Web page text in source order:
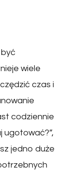
wiele
czas i
codziennie
ugotować?”,
jedno duże